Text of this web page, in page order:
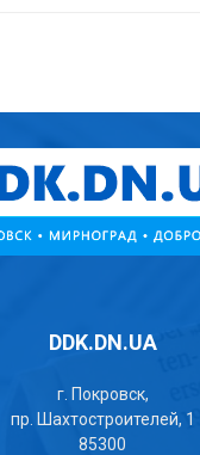
DDK.DN.UA
г. Покровск,
пр. Шахтостроителей, 1
85300